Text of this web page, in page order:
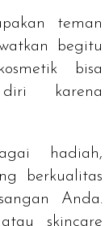
teman
begitu
bisa
karena
hadiah,
berkualitas
Anda.
skincare